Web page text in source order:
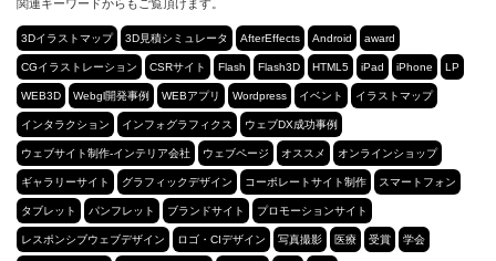
関連キーワードからもご覧頂けます。
3Dイラストマップ 3D見積シミュレータ AfterEffects Android award
CGイラストレーション CSRサイト Flash Flash3D HTML5 iPad iPhone LP
WEB3D Webgl開発事例 WEBアプリ Wordpress イベント イラストマップ
インタラクション インフォグラフィクス ウェブDX成功事例
ウェブサイト制作-インテリア会社 ウェブページ オススメ オンラインショップ
ギャラリーサイト グラフィックデザイン コーポレートサイト制作 スマートフォン
タブレット パンフレット ブランドサイト プロモーションサイト
レスポンシブウェブデザイン ロゴ・CIデザイン 写真撮影 医療 受賞 学会